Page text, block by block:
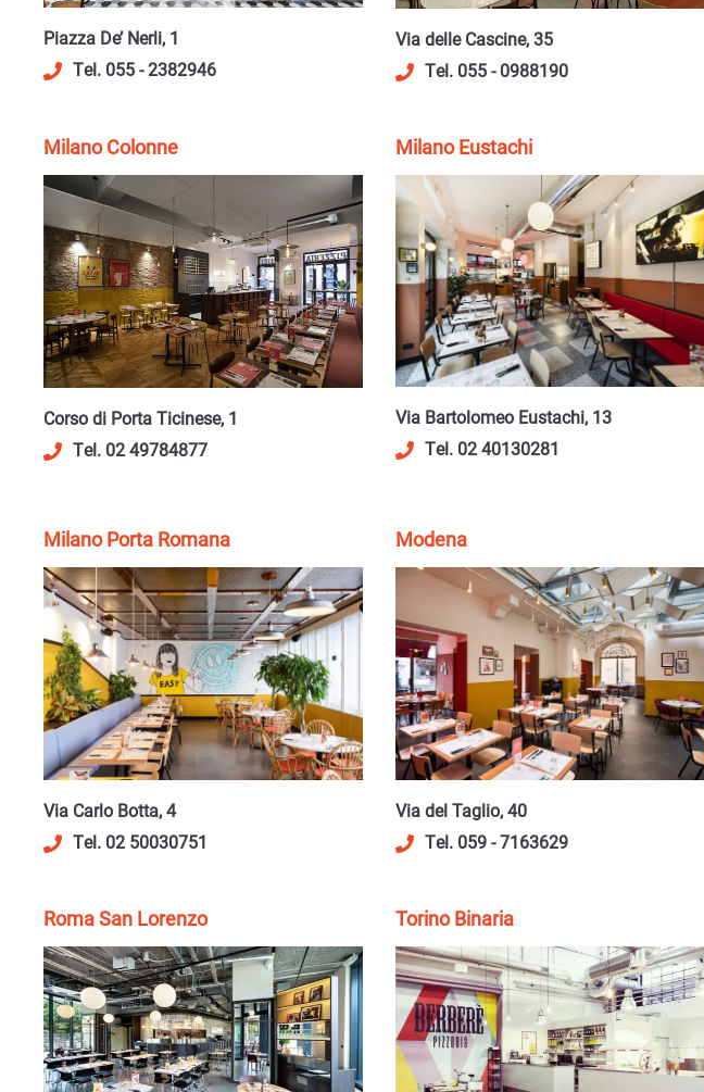
Piazza De’ Nerli, 1
Tel. 055 - 2382946
Via delle Cascine, 35
Tel. 055 - 0988190
Milano Colonne
Corso di Porta Ticinese, 1
Tel. 02 49784877
Milano Eustachi
Via Bartolomeo Eustachi, 13
Tel. 02 40130281
Milano Porta Romana
Via Carlo Botta, 4
Tel. 02 50030751
Modena
Via del Taglio, 40
Tel. 059 - 7163629
Roma San Lorenzo Torino Binaria